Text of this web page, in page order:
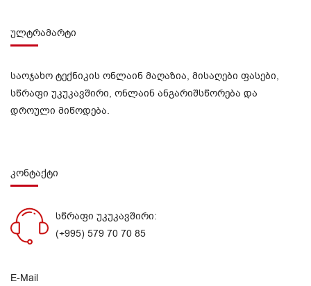
ულტრამარტი
საოჯახო ტექნიკის ონლაინ მაღაზია, მისაღები ფასები,
სწრაფი უკუკავშირი, ონლაინ ანგარიშსწორება და
დროული მიწოდება.
კონტაქტი
სწრაფი უკუკავშირი:
(+995) 579 70 70 85
E-Mail